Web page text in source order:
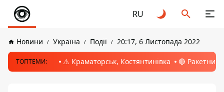
RU
Новини Україна Події 20:17, 6 Листопада 2022
ТОПТЕМИ: ⚠️ Краматорськ, Костянтинівка 🔴 Ракетний